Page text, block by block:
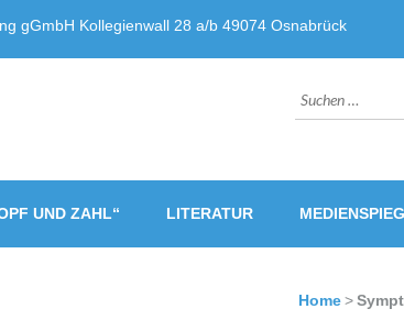
gGmbH Kollegienwall 28 a/b 49074 Osnabrück
Suchen
nach:
UND ZAHL“ LITERATUR
Home>